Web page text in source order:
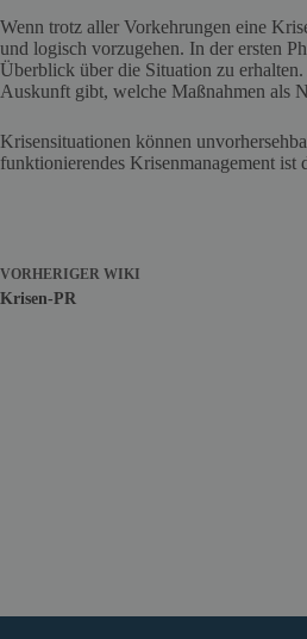
Wenn trotz aller Vorkehrungen eine
und logisch vorzugehen. In der ersten
Überblick über die Situation zu
Auskunft gibt, welche Maßnahmen als
Krisensituationen können
funktionierendes Krisenmanagement ist
VORHERIGER WIKI
Krisen-PR